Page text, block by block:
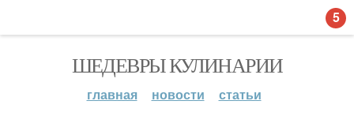
ШЕДЕВРЫ КУЛИНАРИИ
главная новости статьи
5